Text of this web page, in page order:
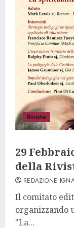
Rivista
29
della
REDAZIONE
Il comitato
organizzando
"La...